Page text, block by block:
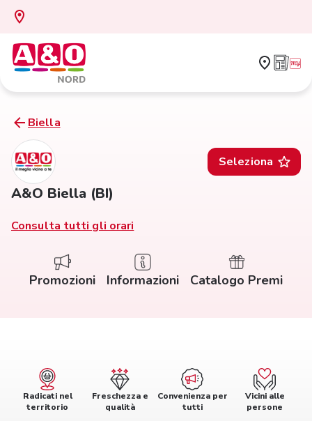
Biella
Seleziona
A&O Biella (BI)
Consulta tutti gli orari
Promozioni Informazioni Catalogo Premi
Radicati nel
territorio
Freschezza e
qualità
Convenienza per
tutti
Vicini alle
persone